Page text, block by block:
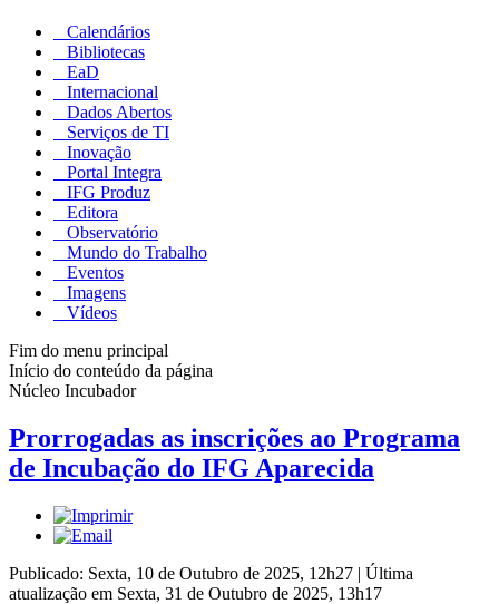
Calendários
Bibliotecas
EaD
Internacional
Dados Abertos
Serviços de TI
Inovação
Portal Integra
IFG Produz
Editora
Observatório
Mundo do Trabalho
Eventos
Imagens
Vídeos
Fim do menu principal
Início do conteúdo da página
Núcleo Incubador
Prorrogadas as inscrições ao Programa
de Incubação do IFG Aparecida
Publicado: Sexta, 10 de Outubro de 2025, 12h27 | Última
atualização em Sexta, 31 de Outubro de 2025, 13h17